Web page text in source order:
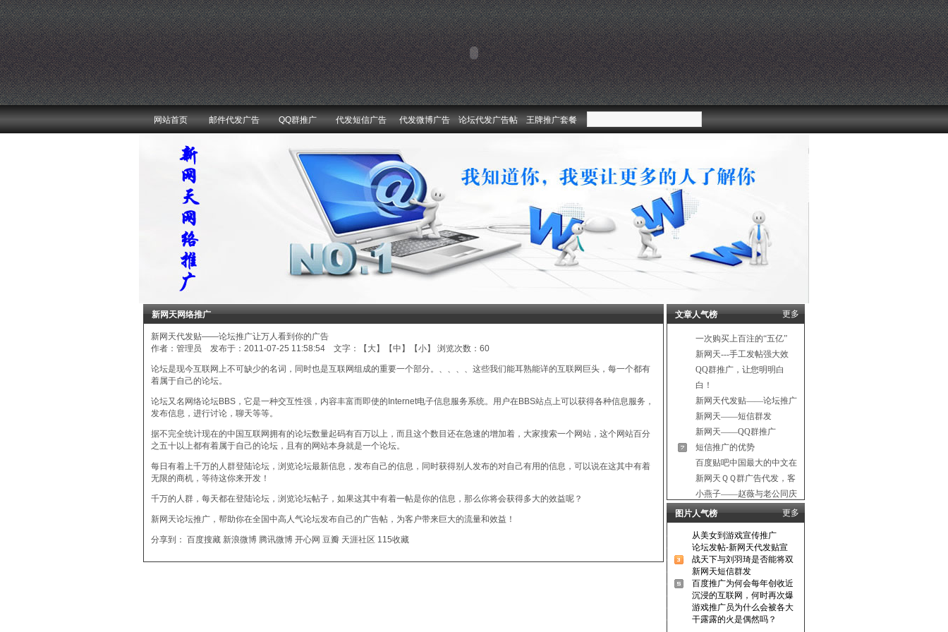
网站首页 邮件代发广告 QQ群推广 代发短信广告 代发微博广告 论坛代发广告帖 王牌推广套餐
新网天网络推广
新网天代发贴——论坛推广让万人看到你的广告
作者：管理员 发布于：2011-07-25 11:58:54 文字：【 大】【中 】【小】 浏览次数：60
论坛是现今互联网上不可缺少的名词，同时也是互联网组成的重要一个部分。、、、、这些我们能耳熟能详的互联网巨头，每一个都有
着属于自己的论坛。
论坛又名网络论坛BBS，它是一种交互性强，内容丰富而即使的Internet电子信息服务系统。用户在BBS站点上可以获得各种信息服务，
发布信息，进行讨论，聊天等等。
据不完全统计现在的中国互联网拥有的论坛数量起码有百万以上，而且这个数目还在急速的增加着，大家搜索一个网站，这个网站百分
之五十以上都有着属于自己的论坛，且有的网站本身就是一个论坛。
每日有着上千万的人群登陆论坛，浏览论坛最新信息，发布自己的信息，同时获得别人发布的对自己有用的信息，可以说在这其中有着
无限的商机，等待这你来开发！
千万的人群，每天都在登陆论坛，浏览论坛帖子，如果这其中有着一帖是你的信息，那么你将会获得多大的效益呢？
新网天论坛推广 ，帮助你在全国中高人气论坛发布自己的广告帖，为客户带来巨大的流量和效益！
分享到： 百度搜藏 新浪微博 腾讯微博 开心网 豆瓣 天涯社区 115收藏
图片人气榜 更多
从美女到游戏宣传推广
论坛发帖-新网天代发贴宣
战天下与刘羽琦是否能将双
新网天短信群发
百度推广为何会每年创收近
沉浸的互联网，何时再次爆
游戏推广员为什么会被各大
干露露的火是偶然吗？
文章人气榜 更多
一次购买上百注的“五亿”
新网天---手工发帖强大效
QQ群推广，让您明明白
白！
新网天代发贴——论坛推广
新网天——短信群发
新网天——QQ群推广
短信推广的优势
百度贴吧中国最大的中文在
新网天ＱＱ群广告代发，客
小燕子——赵薇与老公同庆